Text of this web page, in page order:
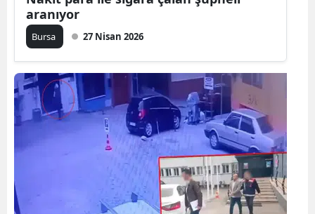
Manisa
Mardin
Muğla
Muş
aranıyor
Bursa 27 Nisan 2026